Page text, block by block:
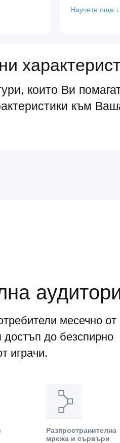
Научете още ↓
които Ви
към
месечно от
до безспирно
играчи.
Разпространителна
мрежа и сървъри